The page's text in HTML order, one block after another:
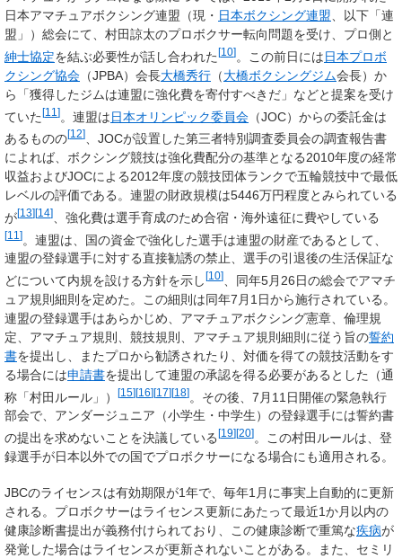
日本アマチュアボクシング連盟（現・ 日本ボクシング連盟 、以下「連
盟」）総会にて、村田諒太のプロボクサー転向問題を受け、プロ側と
紳士協定を結ぶ必要性が話し合われた[10]。この前日には日本プロボ
クシング協会 （JPBA）会長大橋秀行 （大橋ボクシングジム会長）か
ら「獲得したジムは連盟に強化費を寄付すべきだ」などと提案を受け
ていた[11 ]。連盟は日本オリンピック委員会 （JOC）からの委託金は
あるものの[12]
、JOCが設置した第三者特別調査委員会の調査報告書
によれば、ボクシング競技は強化費配分の基準となる2010年度の経常
収益およびJOCによる2012年度の競技団体ランクで五輪競技中で最低
レベルの評価である。連盟の財政規模は5446万円程度とみられている
が[13][14] 、強化費は選手育成のため合宿・海外遠征に費やしている
[11 ]
。連盟は、国の資金で強化した選手は連盟の財産であるとして、
連盟の登録選手に対する直接勧誘の禁止、選手の引退後の生活保証な
どについて内規を設ける方針を示し [10]
、同年5月26日の総会でアマチ
ュア規則細則を定めた。この細則は同年7月1日から施行されている。
連盟の登録選手はあらかじめ、アマチュアボクシング憲章、倫理規
定、アマチュア規則、競技規則、アマチュア規則細則に従う旨の誓約
書を提出し、またプロから勧誘されたり、対価を得ての競技活動をす
る場合には申請書を提出して連盟の承認を得る必要があるとした（通
称「村田ルール」）
[15][16][17][18]。その後、7月11日開催の緊急執行
部会で、アンダージュニア（小学生・中学生）の登録選手には誓約書
の提出を求めないことを決議している [19][20] 。この村田ルールは、登
録選手が日本以外での国でプロボクサーになる場合にも適用される。
JBCのライセンスは有効期限が1年で、毎年1月に事実上自動的に更新
される。プロボクサーはライセンス更新にあたって最近1か月以内の
健康診断書提出が義務付けられており、この健康診断で重篤な疾病が
発覚した場合はライセンスが更新されないことがある。また、セミリ